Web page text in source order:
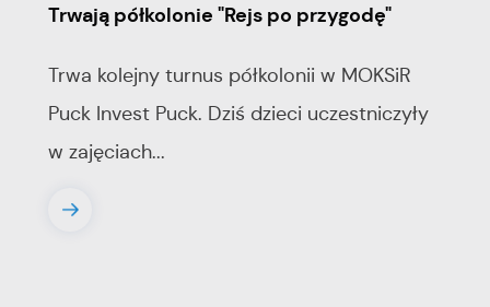
Trwają półkolonie "Rejs po przygodę"
Trwa kolejny turnus półkolonii w MOKSiR
Puck Invest Puck. Dziś dzieci uczestniczyły
w zajęciach...